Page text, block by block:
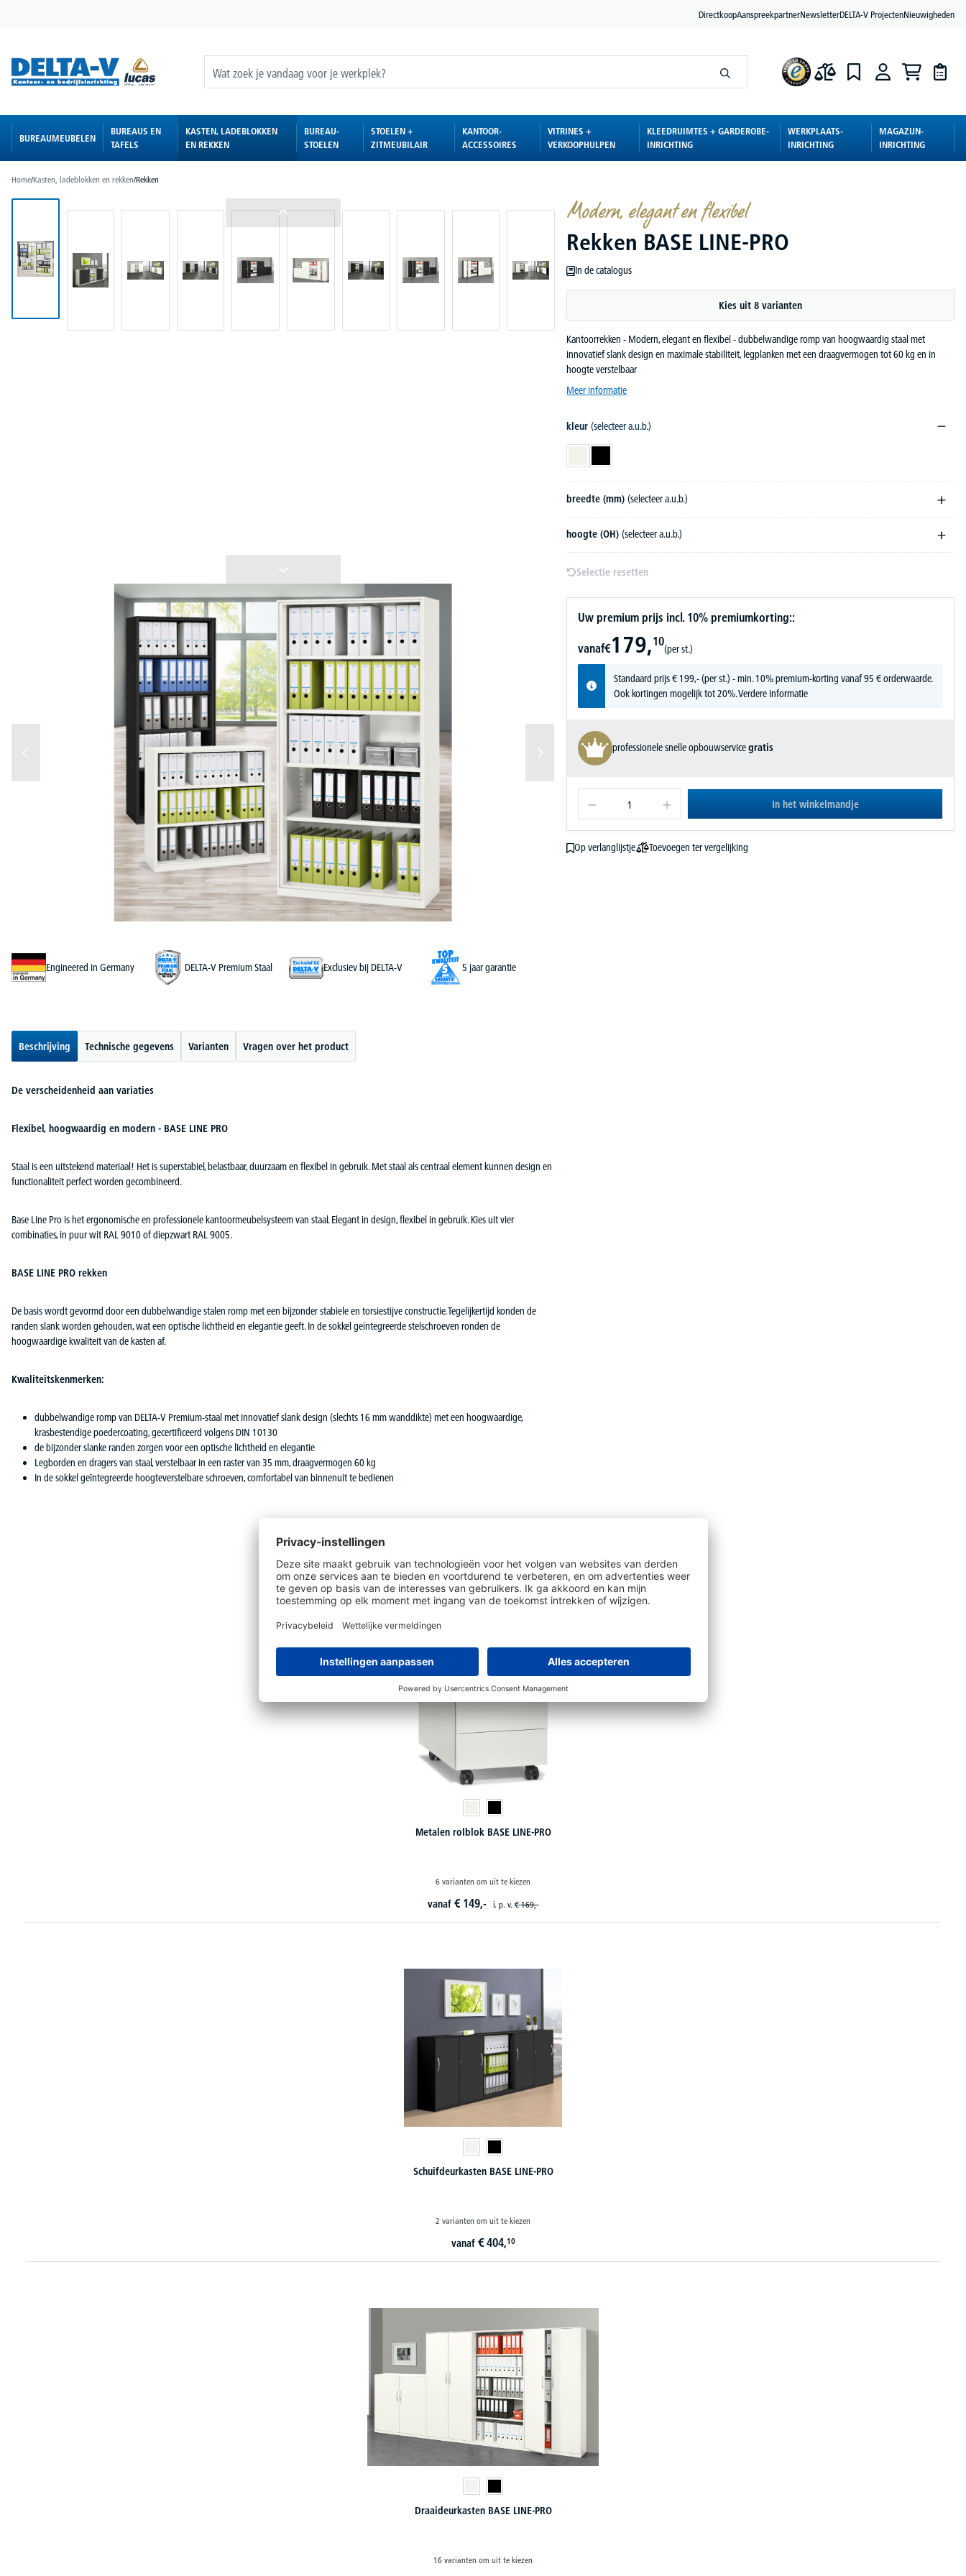
DirectkoopAanspreekpartnerNewsletterDELTA-V ProjectenNieuwigheden
BUREAUMEUBELEN
BUREAUS EN
TAFELS
KASTEN, LADEBLOKKEN
EN REKKEN
BUREAU-
STOELEN
STOELEN +
ZITMEUBILAIR
KANTOOR-
ACCESSOIRES
VITRINES +
VERKOOPHULPEN
KLEEDRUIMTES + GARDEROBE-
INRICHTING
WERKPLAATS-
INRICHTING
MAGAZIJN-
INRICHTING
Home/Kasten, ladeblokken en rekken/Rekken
Modern, elegant en flexibel
Rekken BASE LINE-PRO
In de catalogus
Kies uit 8 varianten
Kantoorrekken - Modern, elegant en flexibel - dubbelwandige romp van hoogwaardig staal met
innovatief slank design en maximale stabiliteit, legplanken met een draagvermogen tot 60 kg en in
hoogte verstelbaar
Meer informatie
kleur (selecteer a.u.b.)
breedte (mm) (selecteer a.u.b.)
hoogte (OH) (selecteer a.u.b.)
Selectie resetten
Uw premium prijs incl. 10% premiumkorting::
vanaf€179,10
(per st.)
Standaard prijs€ 199,-(per st.) - min. 10% premium-korting vanaf 95 € orderwaarde.
Ook kortingen mogelijk tot 20%.Verdere informatie
professionele snelle opbouwservicegratis
In het winkelmandje
Op verlanglijstje Toevoegen ter vergelijking
Engineered in Germany DELTA-V Premium Staal Exclusiev bij DELTA-V 5 jaar garantie
Beschrijving Technische gegevens Varianten Vragen over het product
De verscheidenheid aan variaties
Flexibel, hoogwaardig en modern - BASE LINE PRO
Staal is een uitstekend materiaal! Het is superstabiel, belastbaar, duurzaam en flexibel in gebruik. Met staal als centraal element kunnen design en
functionaliteit perfect worden gecombineerd.
Base Line Pro is het ergonomische en professionele kantoormeubelsysteem van staal. Elegant in design, flexibel in gebruik. Kies uit vier
combinaties, in puur wit RAL 9010 of diepzwart RAL 9005.
BASE LINE PRO rekken
De basis wordt gevormd door een dubbelwandige stalen romp met een bijzonder stabiele en torsiestijve constructie. Tegelijkertijd konden de
randen slank worden gehouden, wat een optische lichtheid en elegantie geeft. In de sokkel geïntegreerde stelschroeven ronden de
hoogwaardige kwaliteit van de kasten af.
Kwaliteitskenmerken:
dubbelwandige romp van DELTA-V Premium-staal met innovatief slank design (slechts 16 mm wanddikte) met een hoogwaardige,
krasbestendige poedercoating, gecertificeerd volgens DIN 10130
de bijzonder slanke randen zorgen voor een optische lichtheid en elegantie
Legborden en dragers van staal, verstelbaar in een raster van 35 mm, draagvermogen 60 kg
In de sokkel geïntegreerde hoogteverstelbare schroeven, comfortabel van binnenuit te bedienen
Al gezien?
Metalen rolblok BASE LINE-PRO
6 varianten om uit te kiezen
vanaf € 149,- i. p. v.€ 169,-
Schuifdeurkasten BASE LINE-PRO
2 varianten om uit te kiezen
vanaf € 404,10
Draaideurkasten BASE LINE-PRO
16 varianten om uit te kiezen